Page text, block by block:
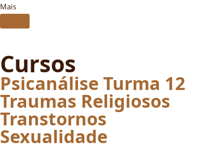
Mais
Cursos
Psicanálise Turma 12
Traumas Religiosos
Transtornos
Sexualidade